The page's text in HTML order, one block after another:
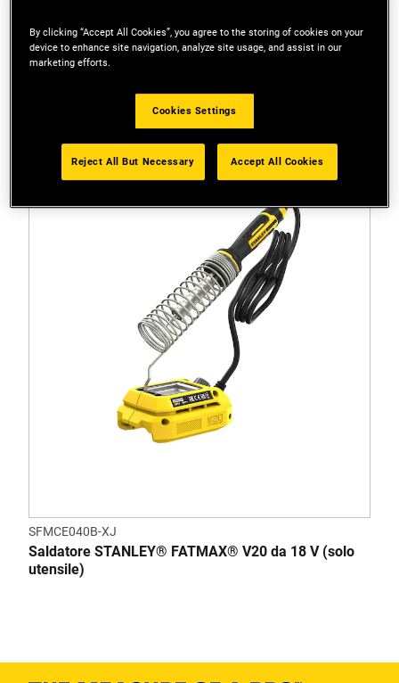
SFMCE040B-XJ
Saldatore STANLEY® FATMAX® V20 da 18 V (solo
utensile)
By clicking “Accept All Cookies”, you agree to the storing of cookies on your
device to enhance site navigation, analyze site usage, and assist in our
marketing efforts.
Cookies Settings
Reject All But Necessary Accept All Cookies